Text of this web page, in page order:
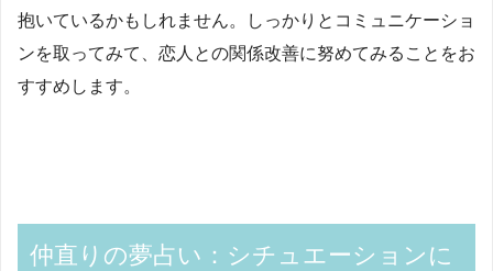
抱いているかもしれません。しっかりとコミュニケーショ
ンを取ってみて、恋人との関係改善に努めてみることをお
すすめします。
仲直りの夢占い：シチュエーションに